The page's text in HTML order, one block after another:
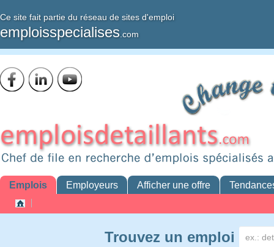
Ce site fait partie du réseau de sites d'emploi
emploisspecialises .com
Emplois Employeurs Afficher une offre
Trouvez un emploi